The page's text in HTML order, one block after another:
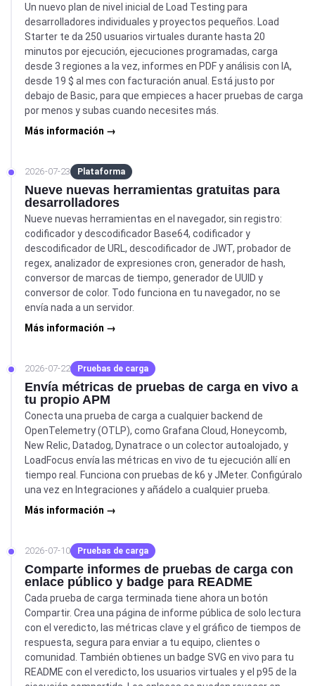
Un nuevo plan de nivel inicial de Load Testing para
desarrolladores individuales y proyectos pequeños. Load
Starter te da 250 usuarios virtuales durante hasta 20
minutos por ejecución, ejecuciones programadas, carga
desde 3 regiones a la vez, informes en PDF y análisis con IA,
desde 19 $ al mes con facturación anual. Está justo por
debajo de Basic, para que empieces a hacer pruebas de carga
por menos y subas cuando necesites más.
Más información →
2026-07-23 Plataforma
Nueve nuevas herramientas gratuitas para
desarrolladores
Nueve nuevas herramientas en el navegador, sin registro:
codificador y descodificador Base64, codificador y
descodificador de URL, descodificador de JWT, probador de
regex, analizador de expresiones cron, generador de hash,
conversor de marcas de tiempo, generador de UUID y
conversor de color. Todo funciona en tu navegador, no se
envía nada a un servidor.
Más información →
2026-07-22 Pruebas de carga
Envía métricas de pruebas de carga en vivo a
tu propio APM
Conecta una prueba de carga a cualquier backend de
OpenTelemetry (OTLP), como Grafana Cloud, Honeycomb,
New Relic, Datadog, Dynatrace o un colector autoalojado, y
LoadFocus envía las métricas en vivo de tu ejecución allí en
tiempo real. Funciona con pruebas de k6 y JMeter. Configúralo
una vez en Integraciones y añádelo a cualquier prueba.
Más información →
2026-07-10 Pruebas de carga
Comparte informes de pruebas de carga con
enlace público y badge para README
Cada prueba de carga terminada tiene ahora un botón
Compartir. Crea una página de informe pública de solo lectura
con el veredicto, las métricas clave y el gráfico de tiempos de
respuesta, segura para enviar a tu equipo, clientes o
comunidad. También obtienes un badge SVG en vivo para tu
README con el veredicto, los usuarios virtuales y el p95 de la